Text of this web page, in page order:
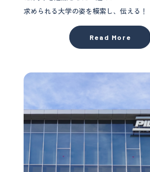
求められる大学の姿を模索し、伝える！
Read More